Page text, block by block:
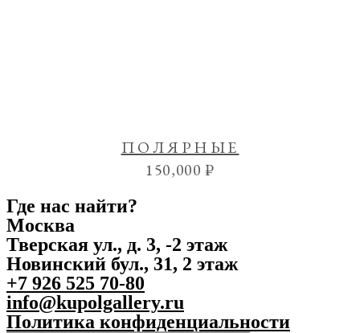
ПОЛЯРНЫЕ
150,000₽
Где нас найти?
Москва
Тверская ул., д. 3, -2 этаж
Новинский бул., 31, 2 этаж
+7 926 525 70-80
info@kupolgallery.ru
Политика конфиденциальности